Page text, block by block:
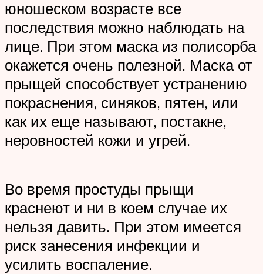
юношеском возрасте все
последствия можно наблюдать на
лице. При этом маска из полисорба
окажется очень полезной. Маска от
прыщей способствует устранению
покраснения, синяков, пятен, или
как их еще называют, постакне,
неровностей кожи и угрей.
Во время простуды прыщи
краснеют и ни в коем случае их
нельзя давить. При этом имеется
риск занесения инфекции и
усилить воспаление.